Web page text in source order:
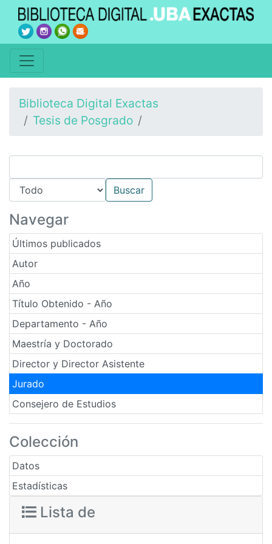
Biblioteca Digital Exactas
Tesis de Posgrado
Navegar
Últimos publicados
Autor
Año
Título Obtenido - Año
Departamento - Año
Maestría y Doctorado
Director y Director Asistente
Jurado
Consejero de Estudios
Colección
Datos
Estadísticas
Lista de